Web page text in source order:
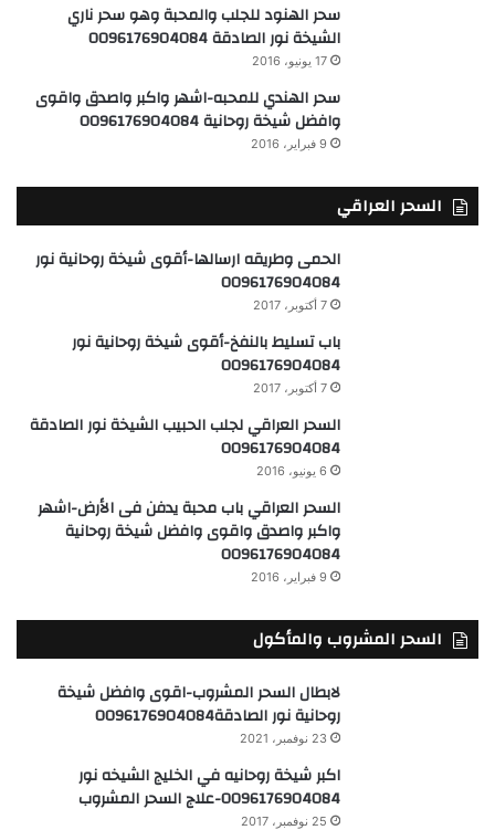
سحر الهنود للجلب والمحبة وهو سحر ناري
الشيخة نور الصادقة 0096176904084
17 يونيو، 2016
سحر الهندي للمحبه-اشهر واكبر واصدق واقوى
وافضل شيخة روحانية 0096176904084
9 فبراير، 2016
السحر العراقي
الحمى وطريقه ارسالها-أقوى شيخة روحانية نور
0096176904084
7 أكتوبر، 2017
باب تسليط بالنفخ-أقوى شيخة روحانية نور
0096176904084
7 أكتوبر، 2017
السحر العراقي لجلب الحبيب الشيخة نور الصادقة
0096176904084
6 يونيو، 2016
السحر العراقي باب محبة يدفن فى الأرض-اشهر
واكبر واصدق واقوى وافضل شيخة روحانية
0096176904084
9 فبراير، 2016
السحر المشروب والمأكول
لابطال السحر المشروب-اقوى وافضل شيخة
روحانية نور الصادقة0096176904084
23 نوفمبر، 2021
اكبر شيخة روحانيه في الخليج الشيخه نور
0096176904084-علاج السحر المشروب
25 نوفمبر، 2017